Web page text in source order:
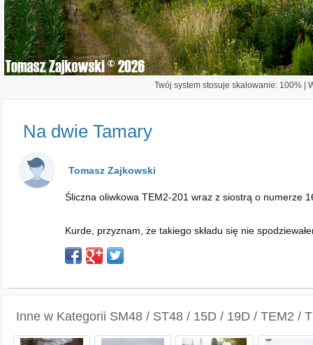
Twój system stosuje skalowanie: 100% |
Na dwie Tamary
Tomasz Zajkowski
Śliczna oliwkowa TEM2-201 wraz z siostrą o numerze
Kurde, przyznam, że takiego składu się nie
Inne w Kategorii SM48 / ST48 / 15D / 19D / TEM2 /